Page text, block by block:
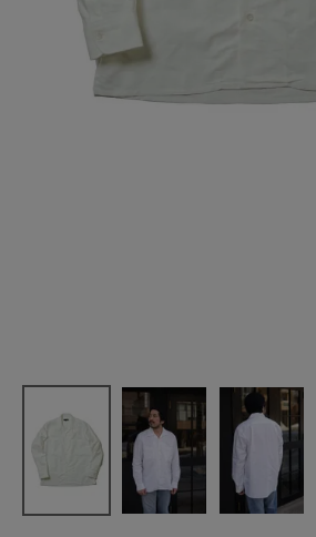
INFORMATION
ご利用ガイド
person 会員登録